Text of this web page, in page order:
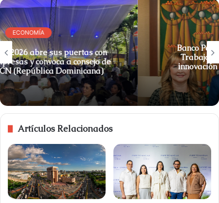
ECONOMÍA
Banco Popular presentó al Ministro de
Trabajo el programa de formación e
innovación digital y su infraestructura
tecnológica
Artículos Relacionados